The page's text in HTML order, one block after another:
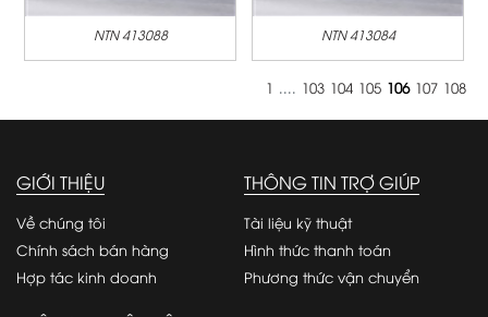
NTN 413088 NTN 413084
1 .... 103 104 105 106 107 108
GIỚI THIỆU
Về chúng tôi
Chính sách bán hàng
Hợp tác kinh doanh
THÔNG TIN TRỢ GIÚP
Tài liệu kỹ thuật
Hình thức thanh toán
Phương thức vận chuyển